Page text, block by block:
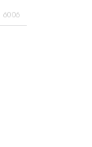
6006